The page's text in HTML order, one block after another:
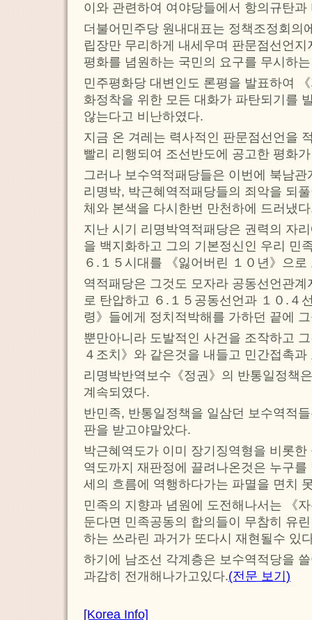
이와 관련하여 여야당들에서 항의규탄
더불어민주당 원내대표는 정책조정회의
립장만 무리하게 내세우며 판문점선언
평화를 념원하는 국민의 요구를 무시하
민주평화당 대변인도 론평을 발표하여
화정착을 위한 모든 대화가 파탄되기를
않는다고 비난하였다.
지금 온 겨레는 력사적인 판문점선언을
빨리 리행되여 조선반도에 공고한 평화
그러나 보수역적패당들은 이번에 북남
리명박, 박근혜역적패당들의 죄악을 되
체와 본색을 다시한번 만천하에 드러냈
지난 시기 리명박역적패당은 권력의 자
을 백지화하고 그의 기본정신인 우리 민
６.１５시대를 《잃어버린 １０년》으로
역적패당은 그것도 모자라 공동선언관
로 탄압하고 ６.１５공동선언과 １０.４
령》들에게 정치적박해를 가하던 끝에
뿐만아니라 도발적인 사건을 조작하고
４조치》와 같은것을 내들고 민간접촉
리명박반역보수《정권》의 반통일정책
계속되였다.
반민족, 반통일정책을 일삼던 보수역적
판을 받고야말았다.
박근혜역도가 이미 장기징역형을 비롯
역도까지 재판정에 끌려나온것은 누구
세의 흐름에 역행하다가는 파멸을 면치
민족의 지향과 념원에 도전해나서는 《
둔다면 민족공동의 합의들이 무참히 유
하는 쓰라린 과거가 또다시 재현될수 있
하기에 남조선 각계층은 보수역적당을
과감히 전개해나가고있다.(전문 보기)
[Korea Info]